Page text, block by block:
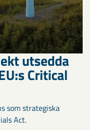
utsedda
Critical
som strategiska
Act.